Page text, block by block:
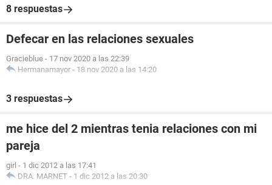
8 respuestas
Defecar en las relaciones sexuales
Gracieblue - 17 nov 2020 a las 22:39
Hermanamayor - 18 nov 2020 a las 14:20
3 respuestas
me hice del 2 mientras tenia relaciones con mi
pareja
girl - 1 dic 2012 a las 17:41
DRA. MARNET - 1 dic 2012 a las 20:30